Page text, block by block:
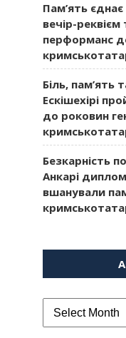
Пам’ять
вечір-
перформанс
Біль, пам’ять
Ескішехірі
до роковин
Безкарність
Анкарі
вшанували